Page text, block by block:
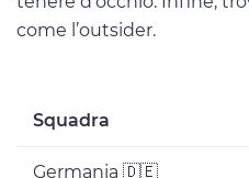
come l’outsider.
Squadra
Germania 🇩🇪